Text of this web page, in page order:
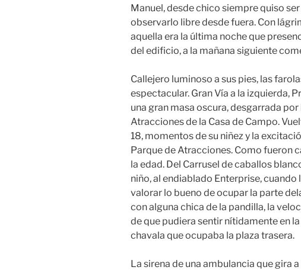
Manuel, desde chico siempre quiso
observarlo libre desde fuera. Con
aquella era la última noche que
del edificio, a la mañana siguiente
Callejero luminoso a sus pies, las
espectacular. Gran Vía a la izquierda,
una gran masa oscura, desgarrada
Atracciones de la Casa de Campo.
18, momentos de su niñez y la
Parque de Atracciones. Como fueron
la edad. Del Carrusel de caballos
niño, al endiablado Enterprise, cuando
valorar lo bueno de ocupar la parte
con alguna chica de la pandilla, la
de que pudiera sentir nítidamente en
chavala que ocupaba la plaza trasera.
La sirena de una ambulancia que gira